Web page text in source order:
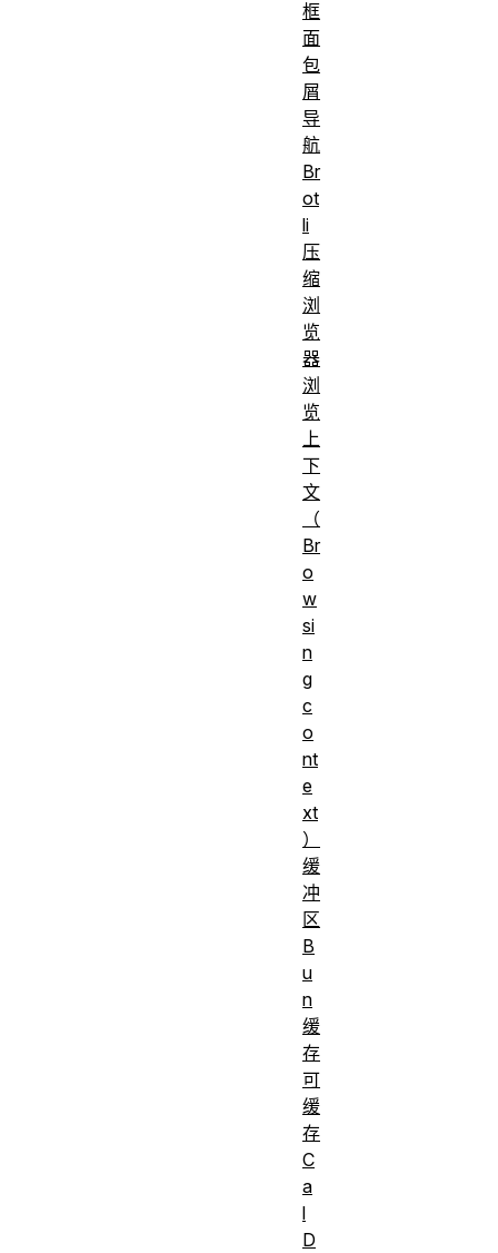
框
面
包
屑
导
航
Br
ot
li
压
缩
浏
览
器
浏
览
上
下
文
（
Br
o
w
si
n
g
c
o
nt
e
xt
）
缓
冲
区
B
u
n
缓
存
可
缓
存
C
a
l
D